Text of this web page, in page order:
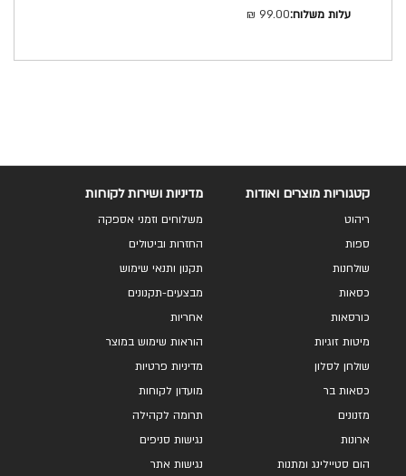
99.00 ₪
קטגוריות מוצרים ואודות
ריהוט
ספות
שולחנות
כסאות
כורסאות
מיטות זוגיות
שולחן לסלון
כסאות בר
מזנונים
ארונות
הום סטיילינג ומתנות
מדיניות ושירות לקוחות
משלוחים וזמני אספקה
החזרות וביטולים
תקנון ותנאי שימוש
מבצעים-תקנונים
אחריות
הוראות שימוש במוצר
מדיניות פרטיות
מועדון לקוחות
תרומה לקהילה
נגישות סניפים
נגישות אתר